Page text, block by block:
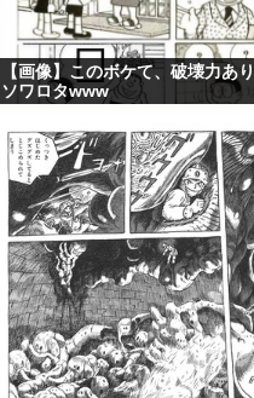
【画像】このボケて、破壊力あ
ソワロタwww